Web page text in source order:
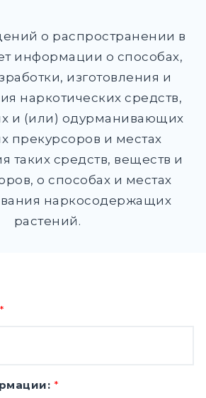
о распространении в
информации о способах,
изготовления и
наркотических средств,
и (или) одурманивающих
прекурсоров и местах
таких средств, веществ и
о способах и местах
наркосодержащих
растений.
*
*